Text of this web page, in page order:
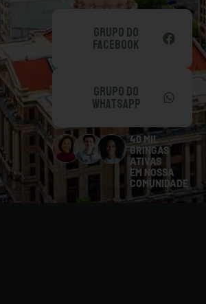
GRUPO DO
FACEBOOK
GRUPO DO
WHATSAPP
40 MIL
GRINGAS
ATIVAS
EM NOSSA
COMUNIDADE